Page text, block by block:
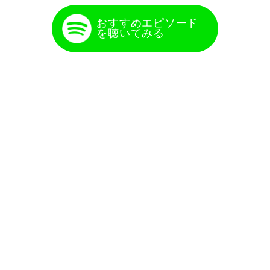
おすすめエピソード
を聴いてみる